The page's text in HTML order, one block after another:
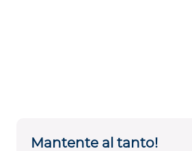
Mantente al tanto!